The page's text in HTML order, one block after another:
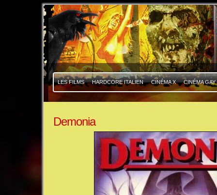
LES FILMS HARDCORE ITALIEN CINÉMA X CINÉMA GAY
Demonia